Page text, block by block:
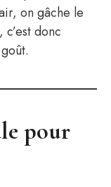
on gâche le
donc
pour